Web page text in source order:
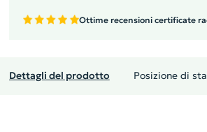
Ottime recensioni certificate
Dettagli del prodotto Posizione di